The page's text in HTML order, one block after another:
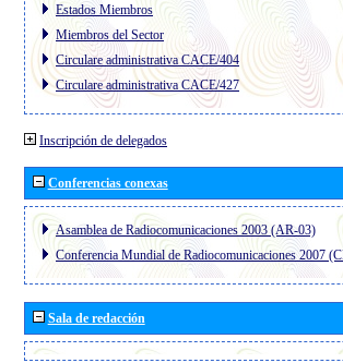
Estados Miembros
Miembros del Sector
Circulare administrativa CACE/404
Circulare administrativa CACE/427
Inscripción de delegados
Conferencias conexas
Asamblea de Radiocomunicaciones 2003 (AR-03)
Conferencia Mundial de Radiocomunicaciones 2007
Sala de redacción